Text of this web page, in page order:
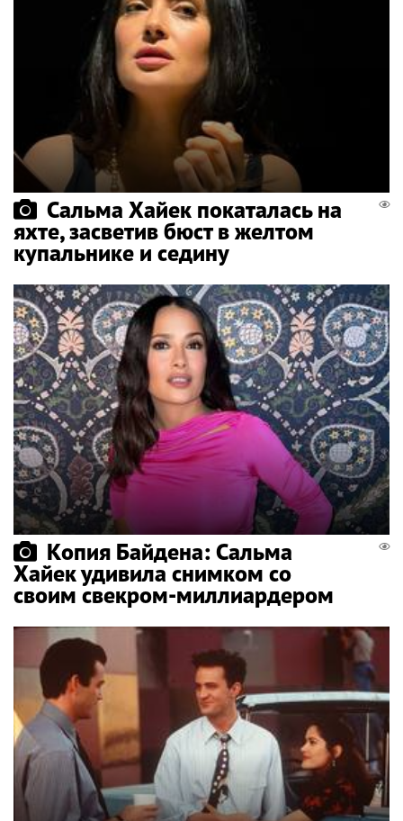
Сальма Хайек покаталась на
яхте, засветив бюст в желтом
купальнике и седину
Копия Байдена: Сальма
Хайек удивила снимком со
своим свекром-миллиардером